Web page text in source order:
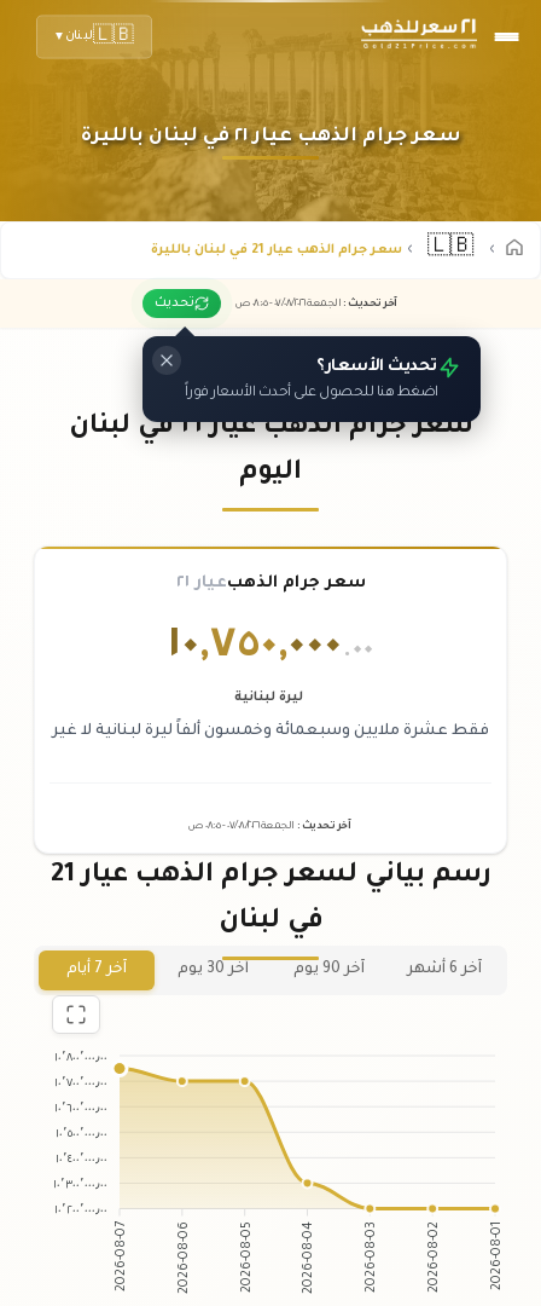
🇱🇧لبنان ▼
سعر جرام الذهب عيار ٢١ في لبنان بالليرة
🇱🇧 سعر جرام الذهب عيار 21 في لبنان بالليرة
آخر تحديث : الجمعة ٠٧ /٠٨/٢٠٢٦ - ٠٨:٠٥ ص تحديث
تحديث الأسعار؟
اضغط هنا للحصول على أحدث الأسعار فوراً
سعر جرام الذهب عيار ٢١ في لبنان
اليوم
سعر جرام الذهبعيار ٢١
١٠,٧٥٠,٠٠٠ .٠٠
ليرة لبنانية
فقط عشرة ملايين وسبعمائة وخمسون ألفاً ليرة لبنانية لا غير
آخر تحديث : الجمعة ٠٧ /٠٨/٢٠٢٦ - ٠٨:٠٥ ص
رسم بياني لسعر جرام الذهب عيار 21
في لبنان
آخر 6 أشهر آخر 90 يوم آخر 30 يوم آخر 7 أيام
١٠٬٨٠٠٬٠٠٠٫٠٠
١٠٬٧٠٠٬٠٠٠٫٠٠
١٠٬٦٠٠٬٠٠٠٫٠٠
١٠٬٥٠٠٬٠٠٠٫٠٠
١٠٬٤٠٠٬٠٠٠٫٠٠
١٠٬٣٠٠٬٠٠٠٫٠٠
١٠٬٢٠٠٬٠٠٠٫٠٠
2026-08-07 2026-08-06 2026-08-05 2026-08-04 2026-08-03 2026-08-02 2026-08-01